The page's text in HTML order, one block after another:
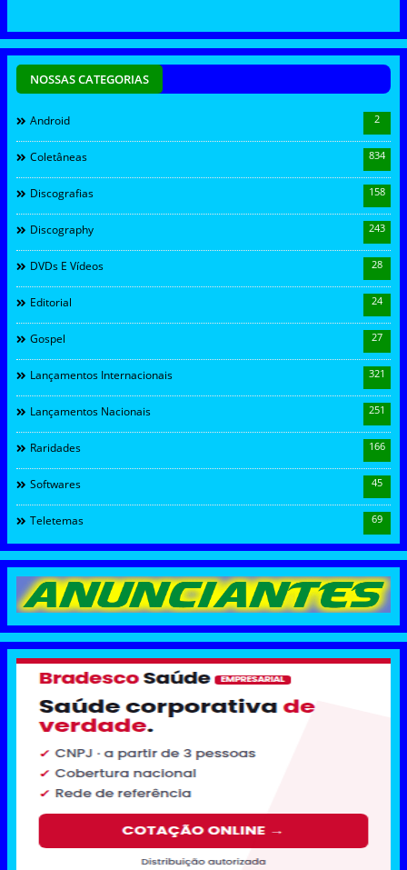
NOSSAS CATEGORIAS
Android 2
Coletâneas 834
Discografias 158
Discography 243
DVDs E Vídeos 28
Editorial 24
Gospel 27
Lançamentos Internacionais 321
Lançamentos Nacionais 251
Raridades 166
Softwares 45
Teletemas 69